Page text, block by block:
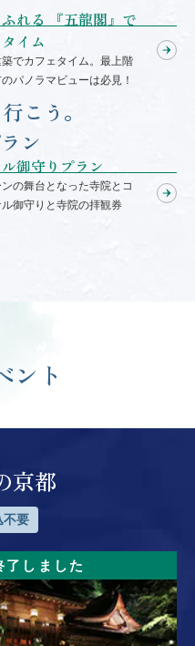
れる 『五龍閣』で
イム
でカフェタイム。最上階
パノラマビューは必見！
こう。
ン
御守りプラン
の舞台となった寺院とコ
御守りと寺院の拝観券
ント
京都
不要
了しました